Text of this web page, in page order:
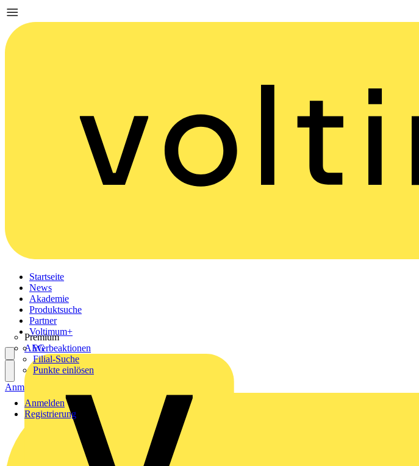
Startseite
News
Akademie
Produktsuche
Partner
Premium
AEG
Voltimum+
Werbeaktionen
Filial-Suche
Punkte einlösen
Anmelden
Registrierung
Anmelden